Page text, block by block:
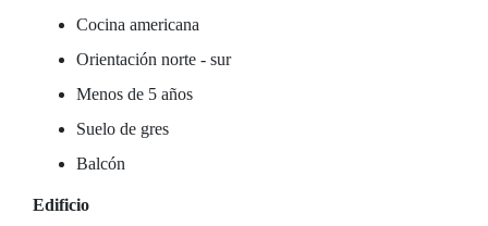
Cocina americana
Orientación norte - sur
Menos de 5 años
Suelo de gres
Balcón
Edificio